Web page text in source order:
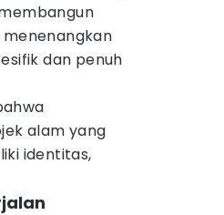
dan penuh
alam yang
identitas,